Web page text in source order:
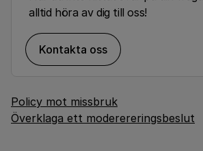
alltid höra av dig till oss!
Kontakta oss
Policy mot missbruk
Överklaga ett moderereringsbeslut